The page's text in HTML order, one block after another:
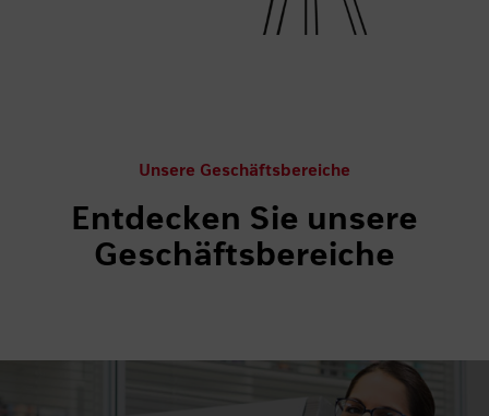
Unsere Geschäftsbereiche
Entdecken Sie unsere
Geschäftsbereiche